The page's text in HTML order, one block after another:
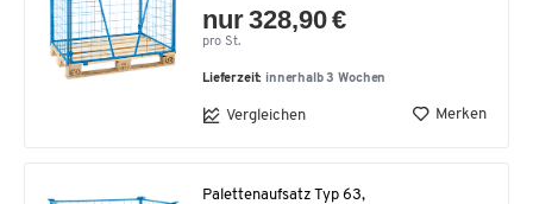
nur 328,90 €
pro St.
Lieferzeit: innerhalb 3 Wochen
Vergleichen Merken
Palettenaufsatz Typ 63,